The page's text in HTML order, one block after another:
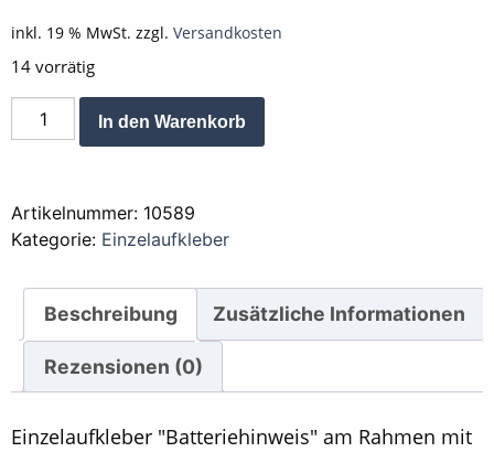
inkl. 19 % MwSt. zzgl. Versandkosten
14 vorrätig
Aufkleber
Hinweis
mit
schwarzer
Menge
In den Warenkorb
Artikelnummer: 10589
Kategorie: Einzelaufkleber
Beschreibung Zusätzliche Informationen
Rezensionen (0)
Einzelaufkleber "Batteriehinweis" am Rahmen mit